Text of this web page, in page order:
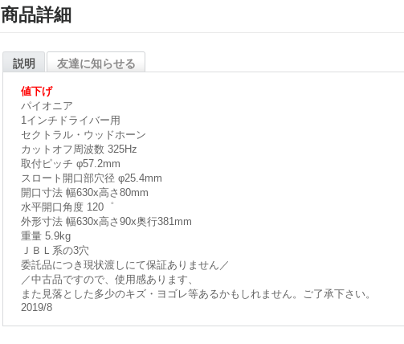
商品詳細
説明 友達に知らせる
値下げ
パイオニア
1インチドライバー用
セクトラル・ウッドホーン
カットオフ周波数 325Hz
取付ピッチ φ57.2mm
スロート開口部穴径 φ25.4mm
開口寸法 幅630x高さ80mm
水平開口角度 120゜
外形寸法 幅630x高さ90x奥行381mm
重量 5.9kg
ＪＢＬ系の3穴
委託品につき現状渡しにて保証ありません／
／中古品ですので、使用感あります、
また見落とした多少のキズ・ヨゴレ等あるかもしれません。ご了承下さい。
2019/8